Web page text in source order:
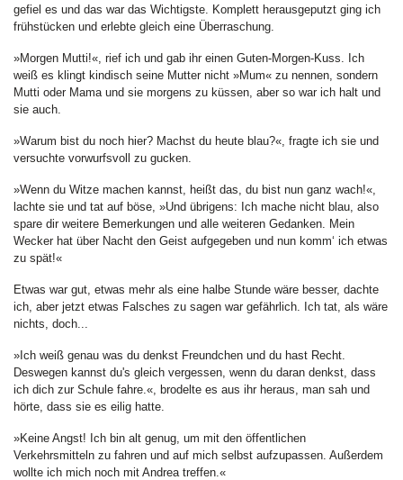
gefiel es und das war das Wichtigste. Komplett herausgeputzt ging ich
frühstücken und erlebte gleich eine Überraschung.
»Morgen Mutti!«, rief ich und gab ihr einen Guten-Morgen-Kuss. Ich
weiß es klingt kindisch seine Mutter nicht »Mum« zu nennen, sondern
Mutti oder Mama und sie morgens zu küssen, aber so war ich halt und
sie auch.
»Warum bist du noch hier? Machst du heute blau?«, fragte ich sie und
versuchte vorwurfsvoll zu gucken.
»Wenn du Witze machen kannst, heißt das, du bist nun ganz wach!«,
lachte sie und tat auf böse, »Und übrigens: Ich mache nicht blau, also
spare dir weitere Bemerkungen und alle weiteren Gedanken. Mein
Wecker hat über Nacht den Geist aufgegeben und nun komm‘ ich etwas
zu spät!«
Etwas war gut, etwas mehr als eine halbe Stunde wäre besser, dachte
ich, aber jetzt etwas Falsches zu sagen war gefährlich. Ich tat, als wäre
nichts, doch...
»Ich weiß genau was du denkst Freundchen und du hast Recht.
Deswegen kannst du's gleich vergessen, wenn du daran denkst, dass
ich dich zur Schule fahre.«, brodelte es aus ihr heraus, man sah und
hörte, dass sie es eilig hatte.
»Keine Angst! Ich bin alt genug, um mit den öffentlichen
Verkehrsmitteln zu fahren und auf mich selbst aufzupassen. Außerdem
wollte ich mich noch mit Andrea treffen.«